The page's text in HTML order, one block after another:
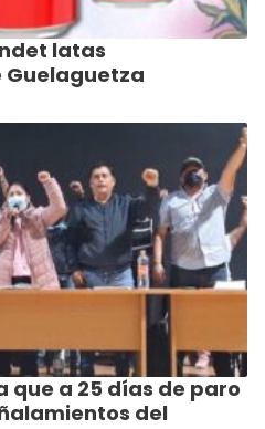
latas
que a 25 días de paro
del